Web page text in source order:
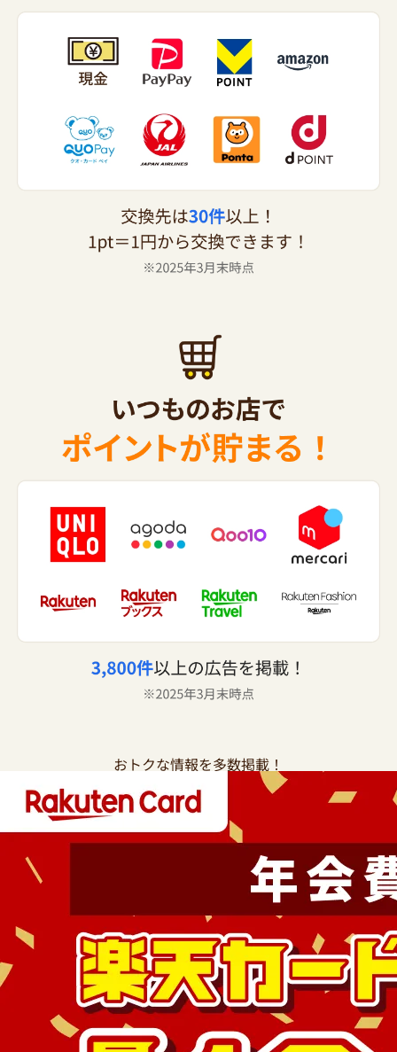
おトクな情報を多数掲載！